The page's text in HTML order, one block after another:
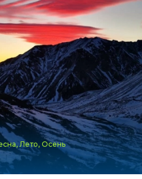
Лето, Осень